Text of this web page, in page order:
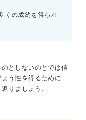
くの成約を得られ
としないのとでは信
う性を得るために
りましょう。